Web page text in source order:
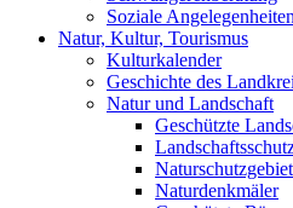
Soziale Angelegenheiten
Natur, Kultur, Tourismus
Kulturkalender
Geschichte des
Natur und Landschaft
Geschützte
Naturdenkmäler